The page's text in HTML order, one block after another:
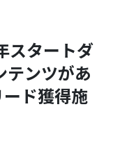
スタートダ
テンツがあ
ド獲得施